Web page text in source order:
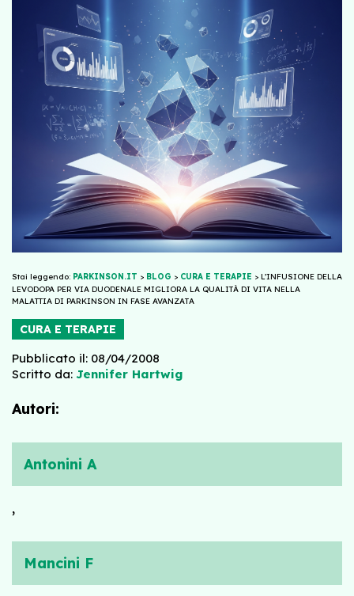
Stai leggendo: PARKINSON.IT > BLOG > CURA E TERAPIE > L’INFUSIONE DELLA
LEVODOPA PER VIA DUODENALE MIGLIORA LA QUALITÀ DI VITA NELLA
MALATTIA DI PARKINSON IN FASE AVANZATA
CURA E TERAPIE
Pubblicato il: 08/04/2008
Scritto da: Jennifer Hartwig
Autori:
Antonini A
,
Mancini F